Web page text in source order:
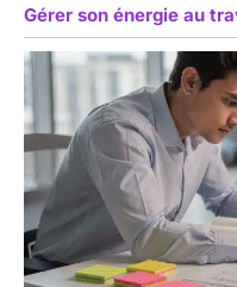
Gérer son énergie au